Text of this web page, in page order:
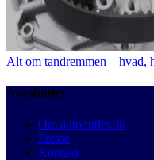
Alt om tandremmen – hvad,
Autobutler
Om autobutler.dk
Presse
Kontakt